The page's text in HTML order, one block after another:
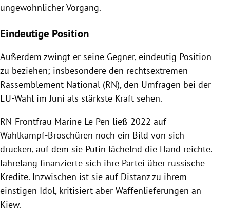
ungewöhnlicher Vorgang.
Eindeutige Position
Außerdem zwingt er seine Gegner, eindeutig Position
zu beziehen; insbesondere den rechtsextremen
Rassemblement National (RN), den Umfragen bei der
EU-Wahl im Juni als stärkste Kraft sehen.
RN-Frontfrau Marine Le Pen ließ 2022 auf
Wahlkampf-Broschüren noch ein Bild von sich
drucken, auf dem sie Putin lächelnd die Hand reichte.
Jahrelang finanzierte sich ihre Partei über russische
Kredite. Inzwischen ist sie auf Distanz zu ihrem
einstigen Idol, kritisiert aber Waffenlieferungen an
Kiew.